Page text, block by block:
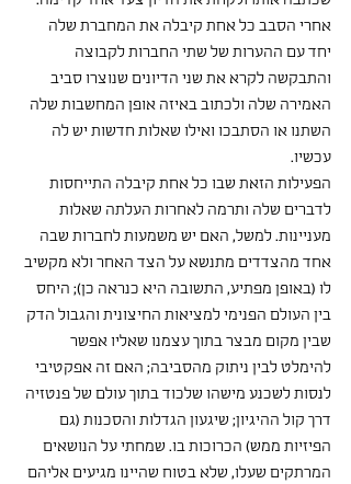
אחרי הסבב כל אחת קיבלה את המחברת שלה
יחד עם ההערות של שתי החברות לקבוצה
והתבקשה לקרא את שני הדיונים שנוצרו סביב
האמירה שלה ולכתוב באיזה אופן המחשבות שלה
השתנו או הסתבכו ואילו שאלות חדשות יש לה
עכשיו.
הפעילות הזאת שבו כל אחת קיבלה התייחסות
לדברים שלה ותרמה לאחרות העלתה שאלות
מעניינות. למשל, האם יש משמעות לחברות שבה
אחד מהצדדים מתנשא על הצד האחר ולא מקשיב
לו (באופן מפתיע, התשובה היא כנראה כן); היחס
בין העולם הפנימי למציאות החיצונית והגבול הדק
שבין מקום מבצר בתוך עצמנו שאליו אפשר
להימלט לבין ניתוק מהסביבה; האם זה אפקטיבי
לנסות לשכנע מישהו שלכוד בתוך עולם של פנטזיה
דרך קול ההיגיון; שיגעון הגדלות והסכנות (גם
הפיזיות ממש) הכרוכות בו. שמחתי על הנושאים
המרתקים שעלו, שלא בטוח שהיינו מגיעים אליהם